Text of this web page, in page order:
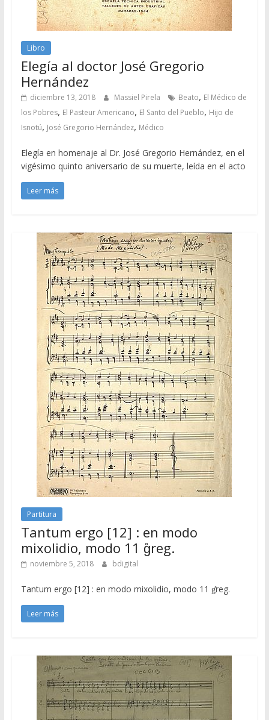
Libro
Elegía al doctor José Gregorio
Hernández
diciembre 13, 2018 Massiel Pirela Beato, El Médico de
los Pobres, El Pasteur Americano, El Santo del Pueblo, Hijo de
Isnotú, José Gregorio Hernández, Médico
Elegía en homenaje al Dr. José Gregorio Hernández, en el
vigésimo quinto aniversario de su muerte, leída en el acto
Leer más
Partitura
Tantum ergo [12] : en modo
mixolidio, modo 11 g̊reg.
noviembre 5, 2018 bdigital
Tantum ergo [12] : en modo mixolidio, modo 11 g̊reg.
Leer más